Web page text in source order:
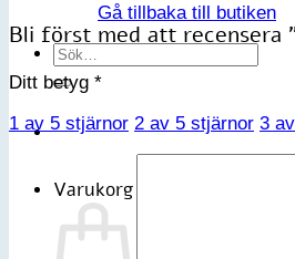
Gå tillbaka till butiken
Sök
efter:
Varukorg
Bli först med att recensera
Ditt betyg *
1 av 5 stjärnor 2 av 5 stjärnor 3